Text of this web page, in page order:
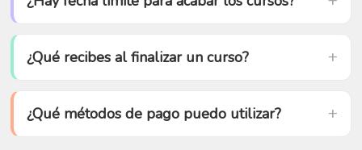
¿Qué recibes al finalizar un curso?
¿Qué métodos de pago puedo utilizar?